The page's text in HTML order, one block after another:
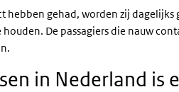
hebben gehad, worden zij
houden. De passagiers die nauw
in Nederland is